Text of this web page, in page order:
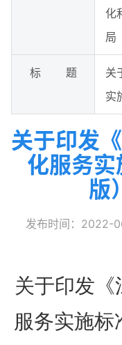
化
局
标 题
关
实
关于印发
化服务
版
发布时间：2022-
关于印发
服务实施标